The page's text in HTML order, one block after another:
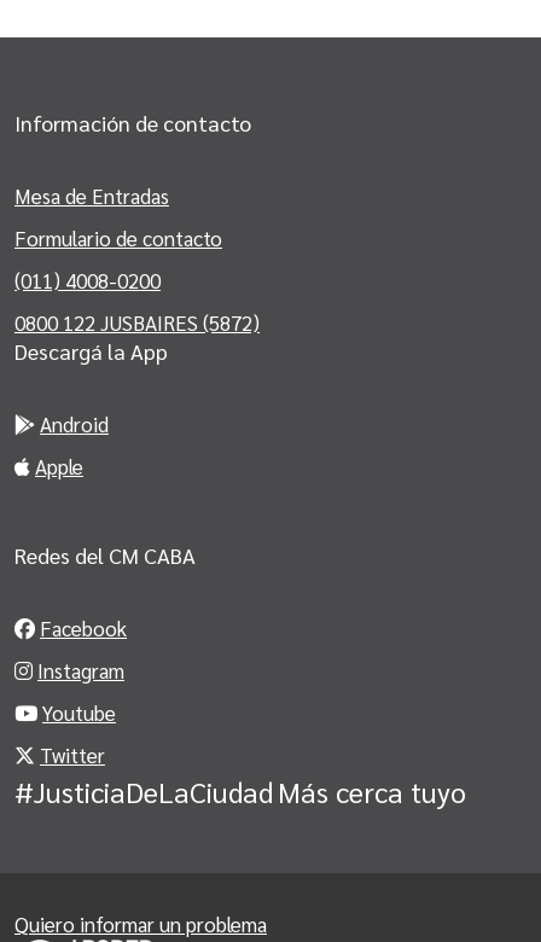
Información de contacto
Mesa de Entradas
Formulario de contacto
(011) 4008-0200
0800 122 JUSBAIRES (5872)
Descargá la App
Android
Apple
Redes del CM CABA
Facebook
Instagram
Youtube
Twitter
#JusticiaDeLaCiudad Más cerca tuyo
Quiero informar un problema